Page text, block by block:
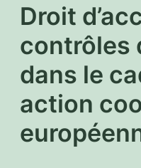
Droit
contrôles
dans le
action